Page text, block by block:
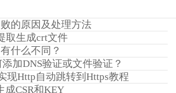
的原因及处理方法
取生成crt文件
什么不同？
加DNS验证或文件验证？
现Http自动跳转到Https教程
成CSR和KEY